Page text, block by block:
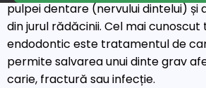
pulpei dentare (nervului dintelui) și
din jurul rădăcinii. Cel mai
endodontic este tratamentul de
permite salvarea unui dinte grav
carie, fractură sau infecție.